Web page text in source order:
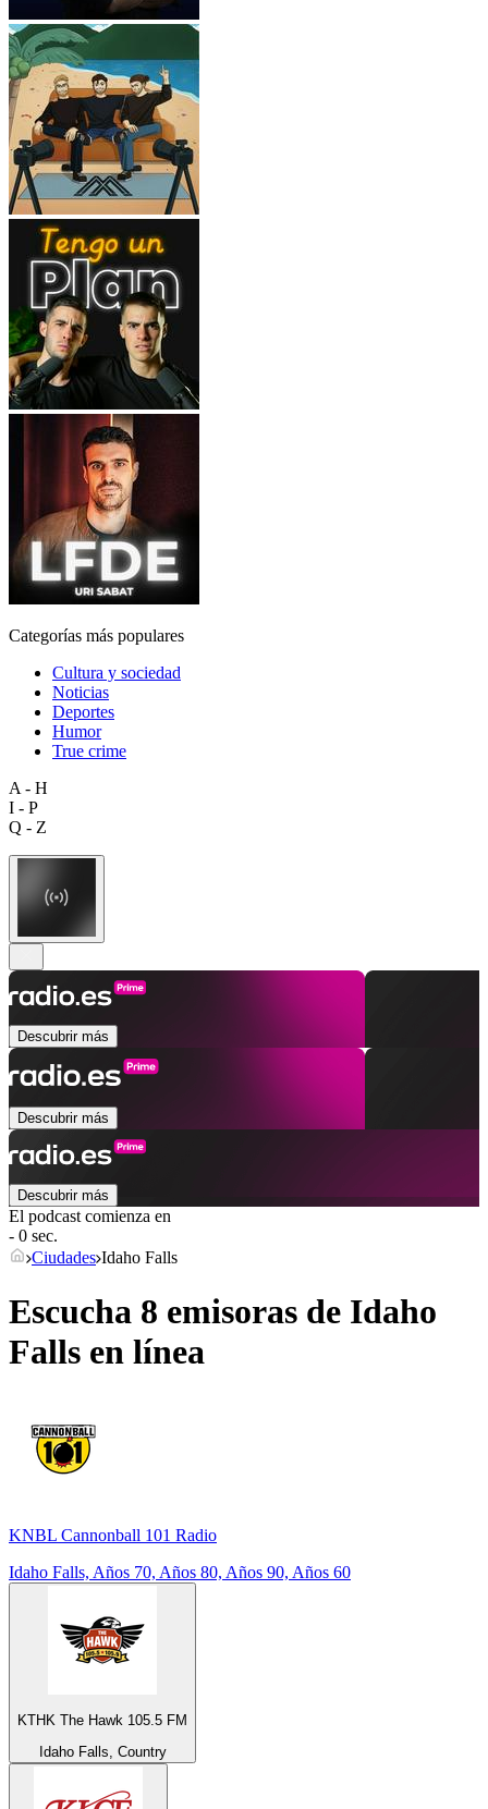
Categorías más populares
Cultura y sociedad
Noticias
Deportes
Humor
True crime
A - H
I - P
Q - Z
Descubrir más
Descubrir más
Descubrir más
El podcast comienza en
- 0 sec.
Ciudades Idaho Falls
Escucha 8 emisoras de Idaho
Falls en línea
KNBL Cannonball 101 Radio
Idaho Falls, Años 70, Años 80, Años 90, Años 60
KTHK The Hawk 105.5 FM
Idaho Falls, Country